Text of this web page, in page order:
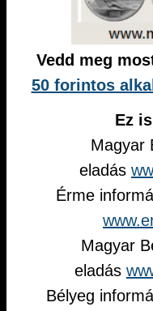
Vedd meg
50 forintos
Ez
Magyar
eladás
Érme
Magyar
eladás
Bélyeg